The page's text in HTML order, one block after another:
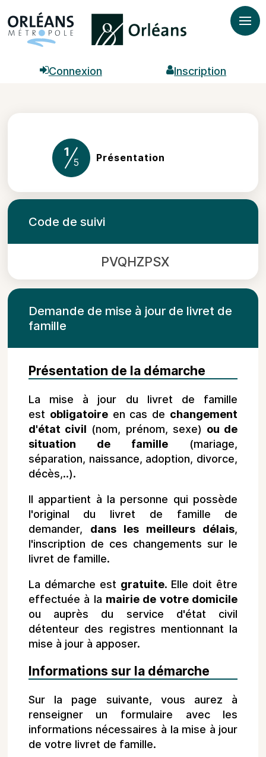
Connexion Inscription
Code de suivi
PVQHZPSX
1
5 Présentation
Demande de mise à jour de livret de
famille
Présentation de la démarche
La mise à jour du livret de famille
est obligatoireen cas de changement
d'état civil (nom, prénom, sexe) ou de
situation de famille (mariage,
séparation, naissance, adoption, divorce,
décès,..).
Il appartient à la personne qui possède
l'original du livret de famille de
demander, dans les meilleurs délais,
l'inscription de ces changements sur le
livret de famille.
La démarche est gratuite. Elle doit être
effectuée à la mairie de votre domicile
ou auprès du service d'état civil
détenteur des registres mentionnant la
mise à jour à apposer.
Informations sur la démarche
Sur la page suivante, vous aurez à
renseigner un formulaire avec les
informations nécessaires à la mise à jour
de votre livret de famille.